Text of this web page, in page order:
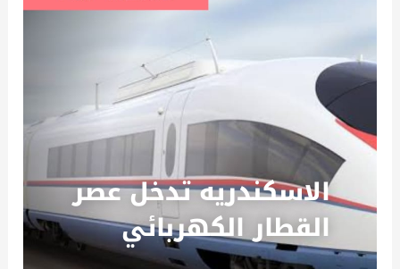
الاسكندريه تدخل عصر
القطار الكهربائي